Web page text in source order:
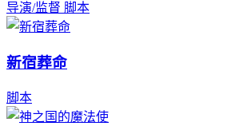
导演/监督 脚本
新宿葬命
脚本